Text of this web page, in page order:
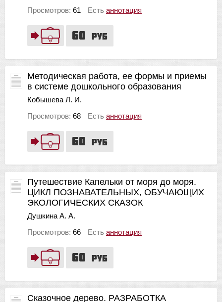
60 руб
Просмотров: 61 Есть аннотация
60 руб
Методическая работа, ее формы и приемы
в системе дошкольного образования
Кобышева Л. И.
Просмотров: 68 Есть аннотация
60 руб
Путешествие Капельки от моря до моря.
ЦИКЛ ПОЗНАВАТЕЛЬНЫХ, ОБУЧАЮЩИХ
ЭКОЛОГИЧЕСКИХ СКАЗОК
Душкина А. А.
Просмотров: 66 Есть аннотация
Сказочное дерево. РАЗРАБОТКА